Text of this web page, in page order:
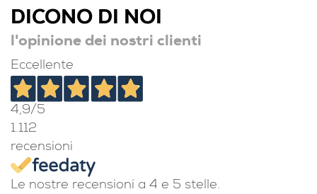
DICONO DI NOI
l'opinione dei nostri clienti
Eccellente
4,9/5
1.112
recensioni
Le nostre recensioni a 4 e 5 stelle.